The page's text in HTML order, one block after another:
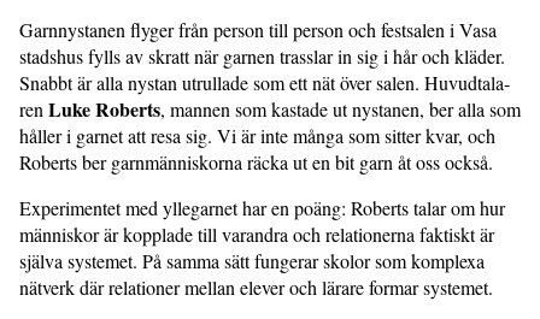
Garnnystanen flyger från person till person och festsalen i Vasa
stadshus fylls av skratt när gar­nen trasslar in sig i hår och kläder.
Snabbt är alla nystan utrul­lade som ett nät över salen. Huvudtala­
renLuke Roberts, mannen som kastade ut nystanen, ber alla som
håller i garnet att resa sig. Vi är inte många som sitter kvar, och
Roberts ber garnmänniskorna räcka ut en bit garn åt oss också.
Experimentet med yllegarnet har en poäng: Roberts talar om hur
människor är kopplade till varandra och relationerna faktiskt är
själva systemet. På samma sätt fungerar skolor som komplexa
nätverk där relationer mellan elever och lärare formar systemet.